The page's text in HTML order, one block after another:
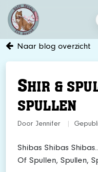
Naar blog overzicht
SHIR &
SPULLEN
Door Jennifer
Shibas Shibas
Of Spullen, Spullen,